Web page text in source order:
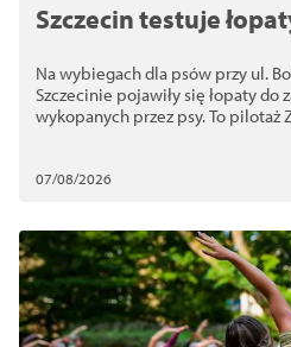
Szczecin testuje
Na wybiegach dla psów przy ul.
Szczecinie pojawiły się łopaty do
wykopanych przez psy. To pilotaż
07/08/2026